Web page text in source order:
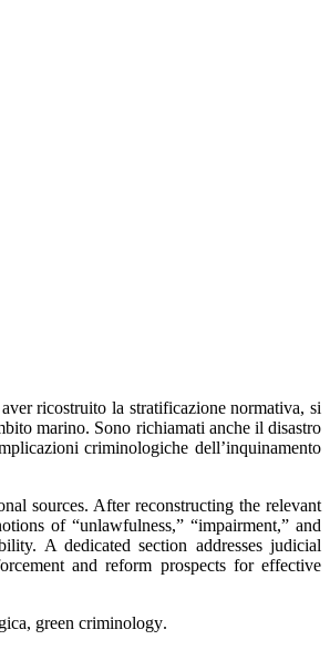
ricostruito la stratificazione normativa, si
marino. Sono richiamati anche il disastro
criminologiche dell’inquinamento
sources. After reconstructing the relevant
of “unlawfulness,” “impairment,” and
A dedicated section addresses judicial
and reform prospects for effective
green criminology.